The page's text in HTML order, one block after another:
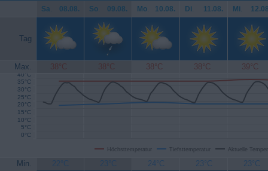
Sa. 08.08. So. 09.08. Mo. 10.08. Di. 11.08. Mi.
Tag
Max. 38°C 38°C 38°C 38°C 39°C
Höchsttemperatur Tiefsttemperatur Aktuelle
0°C
5°C
10°C
15°C
20°C
25°C
30°C
35°C
40°C
Min. 22°C 23°C 24°C 23°C 23°C